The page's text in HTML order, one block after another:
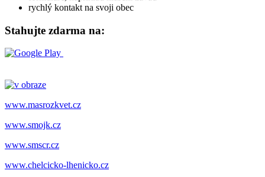
rychlý kontakt na svoji obec
Stahujte zdarma na:
www.masrozkvet.cz
www.smojk.cz
www.smscr.cz
www.chelcicko-lhenicko.cz